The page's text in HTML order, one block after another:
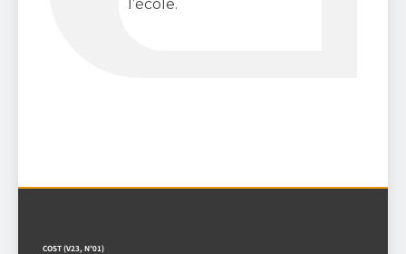
l’école.
COST (V23, N°01)